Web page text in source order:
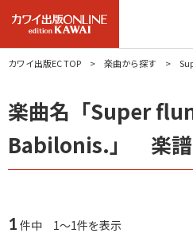
カワイ出版EC TOP 楽曲から探す
楽曲名「Super
Babilonis.」 楽譜
1 件中 1～1件を表示